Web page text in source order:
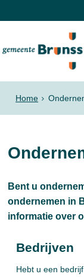
Home
Bent u
ondernemen in
informatie over
Bedrijven
Hebt u een